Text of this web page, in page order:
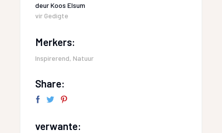
deurKoos Elsum
vir Gedigte
Merkers:
Inspirerend, Natuur
Share:
verwante: